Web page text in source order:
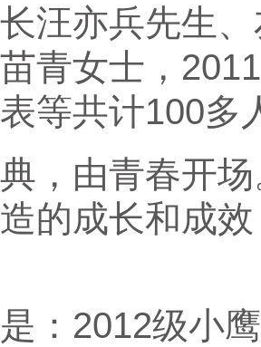
汪亦兵先生
青女士，
等共计100多
，由青春开
的成长和成
：2012级小